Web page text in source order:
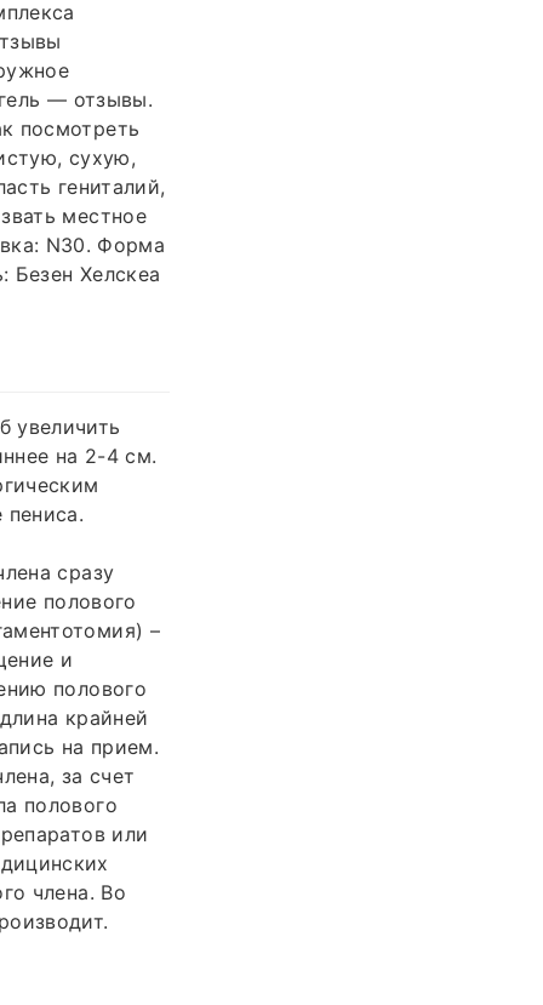
— отзывы.
посмотреть
сухую,
гениталий,
местное
N30. Форма
Безен Хелскеа
увеличить
на 2-4 см.
сразу
полового
–
и
полового
крайней
на прием.
за счет
полового
или
члена. Во